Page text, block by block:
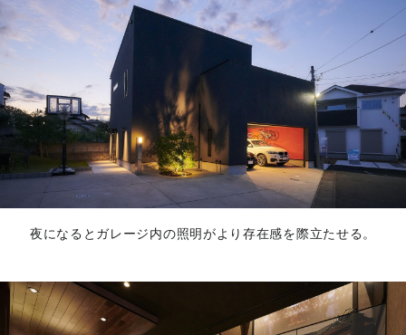
夜になるとガレージ内の照明がより存在感を際立たせる。